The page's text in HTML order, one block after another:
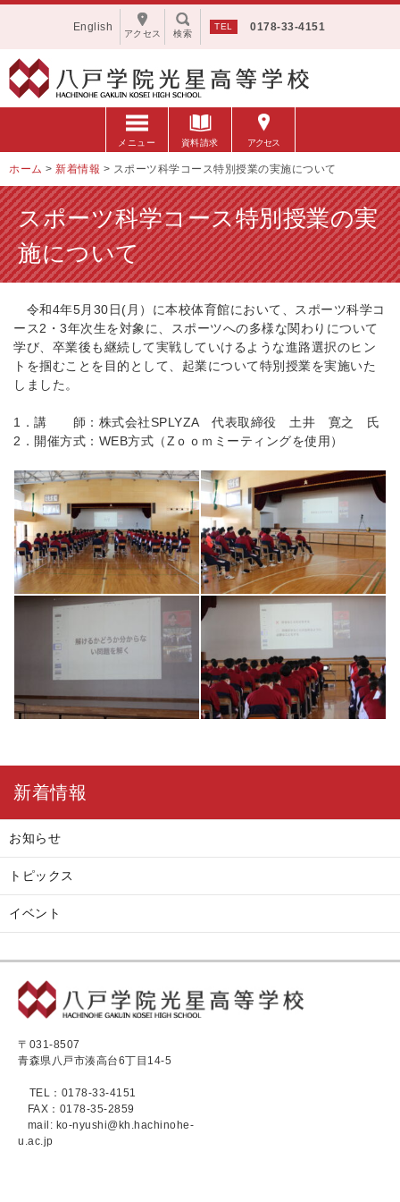
0178-33-4151
検索
English
アクセス
メニュー 資料請求 アクセス
ホーム > 新着情報 > スポーツ科学コース特別授業の実施について
スポーツ科学コース特別授業の実
施について
令和4年5月30日(月）に本校体育館において、スポーツ科学コ
ース2・3年次生を対象に、スポーツへの多様な関わりについて
学び、卒業後も継続して実戦していけるような進路選択のヒン
トを掴むことを目的として、起業について特別授業を実施いた
しました。
1．講 師：株式会社SPLYZA 代表取締役 土井 寛之 氏
2．開催方式：WEB方式（Zｏｏｍミーティングを使用）
新着情報
お知らせ
トピックス
イベント
〒031-8507
青森県八戸市湊高台6丁目14-5
TEL：0178-33-4151
FAX：0178-35-2859
mail: ko-nyushi@kh.hachinohe-
u.ac.jp